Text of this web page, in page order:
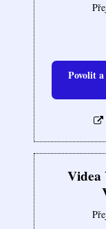
Povolit
Videa